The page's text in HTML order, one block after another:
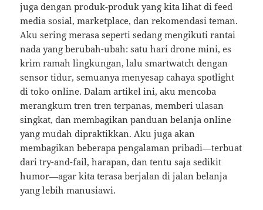
juga dengan produk-produk yang kita lihat di feed
media sosial, marketplace, dan rekomendasi teman.
Aku sering merasa seperti sedang mengikuti rantai
nada yang berubah-ubah: satu hari drone mini, es
krim ramah lingkungan, lalu smartwatch dengan
sensor tidur, semuanya menyesap cahaya spotlight
di toko online. Dalam artikel ini, aku mencoba
merangkum tren tren terpanas, memberi ulasan
singkat, dan membagikan panduan belanja online
yang mudah dipraktikkan. Aku juga akan
membagikan beberapa pengalaman pribadi—terbuat
dari try-and-fail, harapan, dan tentu saja sedikit
humor—agar kita terasa berjalan di jalan belanja
yang lebih manusiawi.